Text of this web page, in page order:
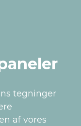
tegninger
af vores